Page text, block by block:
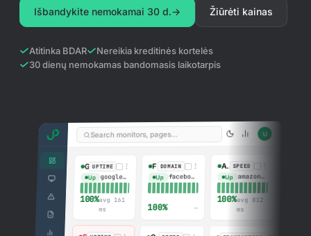
Žinių bazė
Išbandykite nemokamai 30 d.→ Žiūrėti kainas
Atitinka BDAR
Nereikia kreditinės kortelės
30 dienų nemokamas bandomasis laikotarpis
Search monitors, pages… U
Google
UPTIME ⋮
Up google.com
100%avg 161
ms
FacebookDOMAIN ⋮
Up facebook.com
100% —
AmazonSPEED
Up amazon.com
100%avg 812
ms